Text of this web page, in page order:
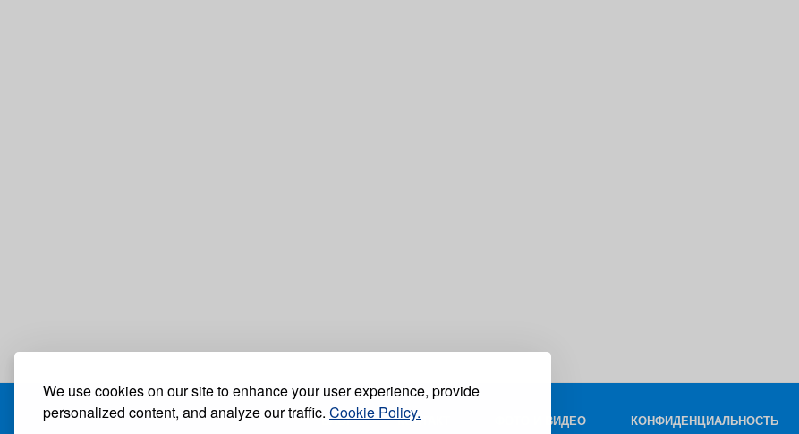
We use cookies on our site to enhance your user experience, provide
personalized content, and analyze our traffic. Cookie Policy.
БЛОГ КОНТАКТ ФОТО И ВИДЕО КОНФИДЕНЦИАЛЬНОСТЬ